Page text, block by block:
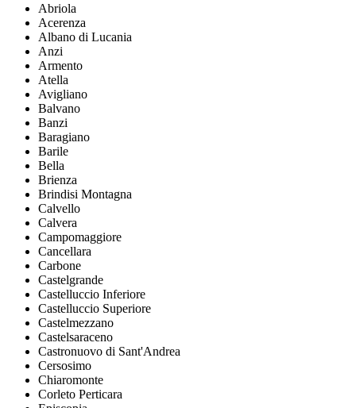
Abriola
Acerenza
Albano di Lucania
Anzi
Armento
Atella
Avigliano
Balvano
Banzi
Baragiano
Barile
Bella
Brienza
Brindisi Montagna
Calvello
Calvera
Campomaggiore
Cancellara
Carbone
Castelgrande
Castelluccio Inferiore
Castelluccio Superiore
Castelmezzano
Castelsaraceno
Castronuovo di Sant'Andrea
Cersosimo
Chiaromonte
Corleto Perticara